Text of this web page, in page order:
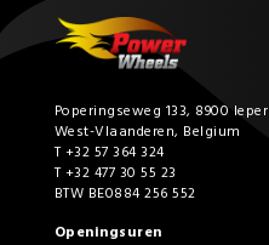
Poperingseweg 133, 8900 Ieper
West-Vlaanderen, Belgium
T +32 57 364 324
T +32 477 30 55 23
BTW BE0884 256 552
Openingsuren